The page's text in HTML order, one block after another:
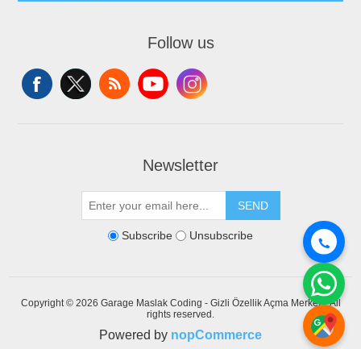
Follow us
Newsletter
SEND
Subscribe Unsubscribe
Copyright © 2026 Garage Maslak Coding - Gizli Özellik Açma Merkezi. All
rights reserved.
Powered by nopCommerce